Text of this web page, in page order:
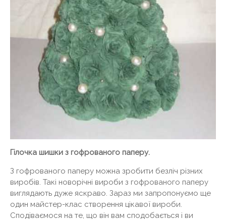
Гілочка шишки з гофрованого паперу.
З гофрованого паперу можна зробити безліч різних
виробів. Такі новорічні вироби з гофрованого паперу
виглядають дуже яскраво. Зараз ми запропонуємо ще
один майстер-клас створення цікавої вироби.
Сподіваємося на те, що він вам сподобається і ви